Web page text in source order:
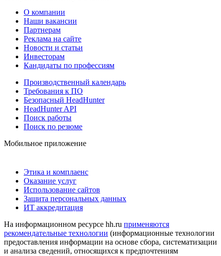
О компании
Наши вакансии
Партнерам
Реклама на сайте
Новости и статьи
Инвесторам
Кандидаты по профессиям
Производственный календарь
Требования к ПО
Безопасный HeadHunter
HeadHunter API
Поиск работы
Поиск по резюме
Мобильное приложение
Этика и комплаенс
Оказание услуг
Использование сайтов
Защита персональных данных
ИТ аккредитация
На информационном ресурсе hh.ru применяются
рекомендательные технологии (информационные технологии
предоставления информации на основе сбора, систематизации
и анализа сведений, относящихся к предпочтениям